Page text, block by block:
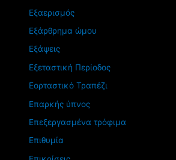
Εξαερισμός
Εξάρθρημα ώμου
Εξάψεις
Εξεταστική Περίοδος
Εορταστικό Τραπέζι
Επαρκής ύπνος
Επεξεργασμένα τρόφιμα
Επιθυμία